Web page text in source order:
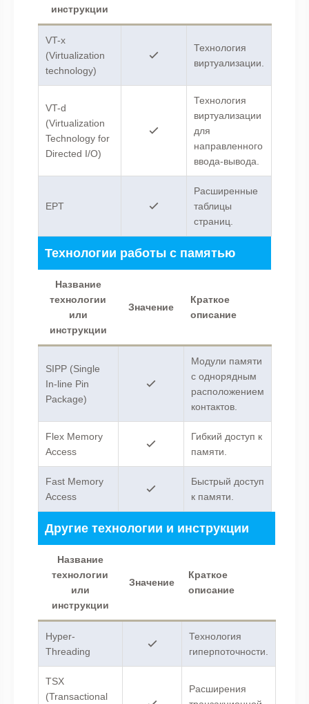
инструкции
VT-x
(Virtualization
technology)
Технология
виртуализации.
VT-d
(Virtualization
Technology for
Directed I/O)
Технология
виртуализации
для
направленного
ввода-вывода.
EPT
Расширенные
таблицы
страниц.
Технологии работы с памятью
Название
технологии
или
инструкции
Значение
Краткое
описание
SIPP (Single
In-line Pin
Package)
Модули памяти
с однорядным
расположением
контактов.
Flex Memory
Access
Гибкий доступ к
памяти.
Fast Memory
Access
Быстрый доступ
к памяти.
Другие технологии и инструкции
Название
технологии
или
инструкции
Значение
Краткое
описание
Hyper-
Threading
Технология
гиперпоточности.
TSX
(Transactional
Расширения